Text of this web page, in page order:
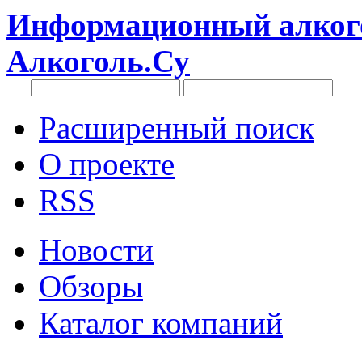
Информационный
Алкоголь.Су
Расширенный поиск
О проекте
RSS
Новости
Обзоры
Каталог компаний